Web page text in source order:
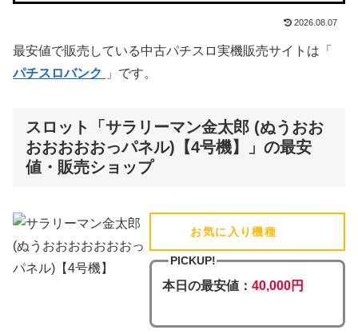
2026.08.07
最安値で販売している中古パチスロ実機販売サイトは「
パチスロバンク
」です。
スロット「サラリーマン金太郎 (ぬうおお
おおおおおっパネル)【4号機】」の最安
値・販売ショップ
お気に入り機種
PICKUP!
本日の最安値： 40,000円